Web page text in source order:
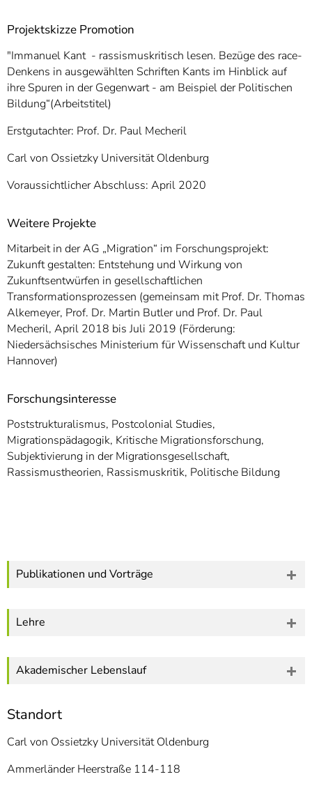
Projektskizze Promotion
"Immanuel Kant - rassismuskritisch lesen. Bezüge des race-
Denkens in ausgewählten Schriften Kants im Hinblick auf
ihre Spuren in der Gegenwart - am Beispiel der Politischen
Bildung“(Arbeitstitel)
Erstgutachter: Prof. Dr. Paul Mecheril
Carl von Ossietzky Universität Oldenburg
Voraussichtlicher Abschluss: April 2020
Weitere Projekte
Mitarbeit in der AG „Migration“ im Forschungsprojekt:
Zukunft gestalten: Entstehung und Wirkung von
Zukunftsentwürfen in gesellschaftlichen
Transformationsprozessen (gemeinsam mit Prof. Dr. Thomas
Alkemeyer, Prof. Dr. Martin Butler und Prof. Dr. Paul
Mecheril, April 2018 bis Juli 2019 (Förderung:
Niedersächsisches Ministerium für Wissenschaft und Kultur
Hannover)
Forschungsinteresse
Poststrukturalismus, Postcolonial Studies,
Migrationspädagogik, Kritische Migrationsforschung,
Subjektivierung in der Migrationsgesellschaft,
Rassismustheorien, Rassismuskritik, Politische Bildung
Publikationen und Vorträge
Lehre
Akademischer Lebenslauf
Standort
Carl von Ossietzky Universität Oldenburg
Ammerländer Heerstraße 114-118